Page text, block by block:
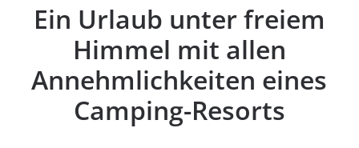
Ein Urlaub unter freiem
Himmel mit allen
Annehmlichkeiten eines
Camping-Resorts